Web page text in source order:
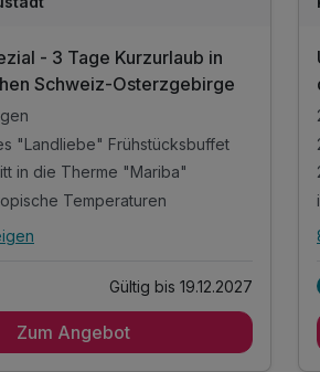
- 3 Tage Kurzurlaub in
Schweiz-Osterzgebirge
"Landliebe" Frühstücksbuffet
in die Therme "Mariba"
Temperaturen
"Landliebe" Frühstücksbuffet
Gültig bis 19.12.2027
Zum Angebot